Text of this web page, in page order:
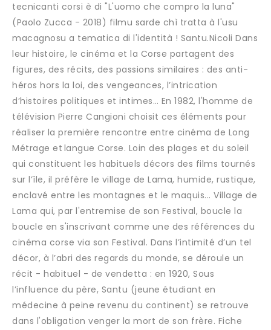
tecnicanti corsi è di "L'uomo che compro la luna"
(Paolo Zucca - 2018) filmu sarde chì tratta à l'usu
macagnosu a tematica di l'identità ! Santu.Nicoli Dans
leur histoire, le cinéma et la Corse partagent des
figures, des récits, des passions similaires : des anti-
héros hors la loi, des vengeances, l’intrication
d’histoires politiques et intimes… En 1982, l'homme de
télévision Pierre Cangioni choisit ces éléments pour
réaliser la première rencontre entre cinéma de Long
Métrage et langue Corse. Loin des plages et du soleil
qui constituent les habituels décors des films tournés
sur l’île, il préfère le village de Lama, humide, rustique,
enclavé entre les montagnes et le maquis... Village de
Lama qui, par l'entremise de son Festival, boucle la
boucle en s'inscrivant comme une des références du
cinéma corse via son Festival. Dans l’intimité d’un tel
décor, à l’abri des regards du monde, se déroule un
récit - habituel - de vendetta : en 1920, Sous
l’influence du père, Santu (jeune étudiant en
médecine à peine revenu du continent) se retrouve
dans l'obligation venger la mort de son frère. Fiche